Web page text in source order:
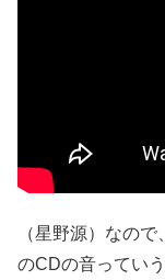
（星野源）なの
のCDの音ってい